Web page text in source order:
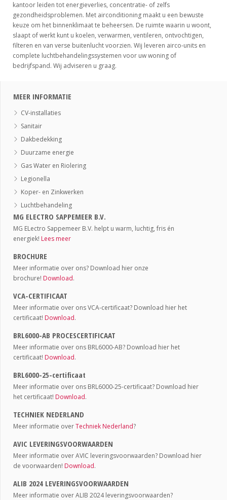
kantoor leiden tot energieverlies, concentratie- of zelfs
gezondheidsproblemen. Met airconditioning maakt u een bewuste
keuze om het binnenklimaat te beheersen. De ruimte waarin u woont,
slaapt of werkt kunt u koelen, verwarmen, ventileren, ontvochtigen,
filteren en van verse buitenlucht voorzien. Wij leveren airco-units en
complete luchtbehandelingssystemen voor uw woning of
bedrijfspand. Wij adviseren u graag.
MEER INFORMATIE
CV-installaties
Sanitair
Dakbedekking
Duurzame energie
Gas Water en Riolering
Legionella
Koper- en Zinkwerken
Luchtbehandeling
MG ELECTRO SAPPEMEER B.V.
MG ELectro Sappemeer B.V. helpt u warm, luchtig, fris én
energiek! Lees meer
BROCHURE
Meer informatie over ons? Download hier onze
brochure! Download.
VCA-CERTIFICAAT
Meer informatie over ons VCA-certificaat? Download hier het
certificaat! Download.
BRL6000-AB PROCESCERTIFICAAT
Meer informatie over ons BRL6000-AB? Download hier het
certificaat! Download.
BRL6000-25-certificaat
Meer informatie over ons BRL6000-25-certificaat? Download hier
het certificaat! Download.
TECHNIEK NEDERLAND
Meer informatie overTechniek Nederland?
AVIC LEVERINGSVOORWAARDEN
Meer informatie over AVIC leveringsvoorwaarden? Download hier
de voorwaarden! Download.
ALIB 2024 LEVERINGSVOORWAARDEN
Meer informatie over ALIB 2024 leveringsvoorwaarden?